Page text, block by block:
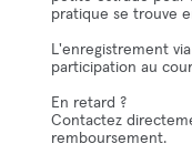
pratique se trouve
L'enregistrement
participation au
En retard ?
Contactez
remboursement.